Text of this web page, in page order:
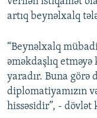
artıq beynəlxalq
“Beynəlxalq
əməkdaşlıq
yaradır. Buna görə
diplomatiyamızın
hissəsidir”, - dövlət